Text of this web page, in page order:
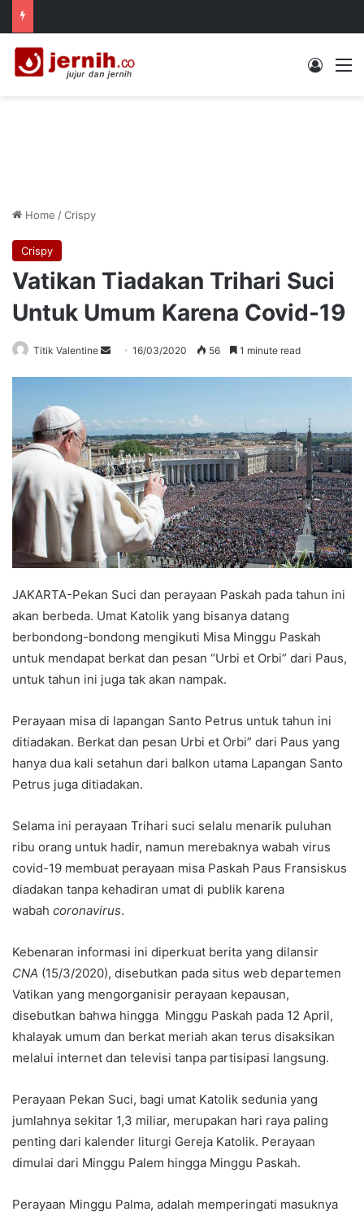
Log In
Home /Crispy
Crispy
Vatikan Tiadakan Trihari Suci
Untuk Umum Karena Covid-19
Titik Valentine
Send16/03/2020 56 1 minute read
JAKARTA-Pekan Suci dan perayaan Paskah pada tahun ini
akan berbeda. Umat Katolik yang bisanya datang
berbondong-bondong mengikuti Misa Minggu Paskah
untuk mendapat berkat dan pesan “Urbi et Orbi” dari Paus,
untuk tahun ini juga tak akan nampak.
Perayaan misa di lapangan Santo Petrus untuk tahun ini
ditiadakan. Berkat dan pesan Urbi et Orbi” dari Paus yang
hanya dua kali setahun dari balkon utama Lapangan Santo
Petrus juga ditiadakan.
Selama ini perayaan Trihari suci selalu menarik puluhan
ribu orang untuk hadir, namun merebaknya wabah virus
covid-19 membuat perayaan misa Paskah Paus Fransiskus
diadakan tanpa kehadiran umat di publik karena
wabah coronavirus.
Kebenaran informasi ini diperkuat berita yang dilansir
CNA (15/3/2020), disebutkan pada situs web departemen
Vatikan yang mengorganisir perayaan kepausan,
disebutkan bahwa hingga Minggu Paskah pada 12 April,
khalayak umum dan berkat meriah akan terus disaksikan
melalui internet dan televisi tanpa partisipasi langsung.
Perayaan Pekan Suci, bagi umat Katolik sedunia yang
jumlahnya sekitar 1,3 miliar, merupakan hari raya paling
penting dari kalender liturgi Gereja Katolik. Perayaan
dimulai dari Minggu Palem hingga Minggu Paskah.
Perayaan Minggu Palma, adalah memperingati masuknya